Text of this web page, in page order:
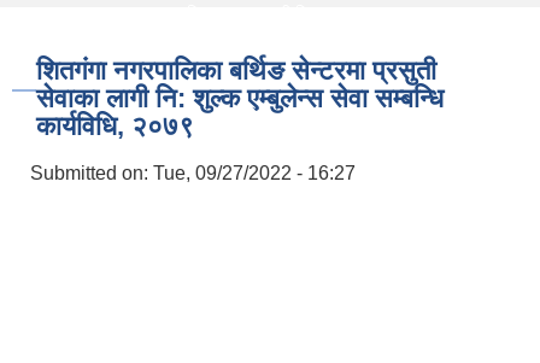
शितगंगा नगरपालिका बर्थिङ सेन्टरमा प्रसुती
सेवाका लागी नि: शुल्क एम्बुलेन्स सेवा सम्बन्धि
कार्यविधि, २०७९
Submitted on: Tue, 09/27/2022 - 16:27